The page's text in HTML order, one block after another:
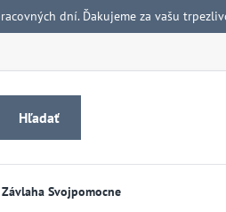
dní. Ďakujeme za vašu
Hľadať
Závlaha Svojpomocne